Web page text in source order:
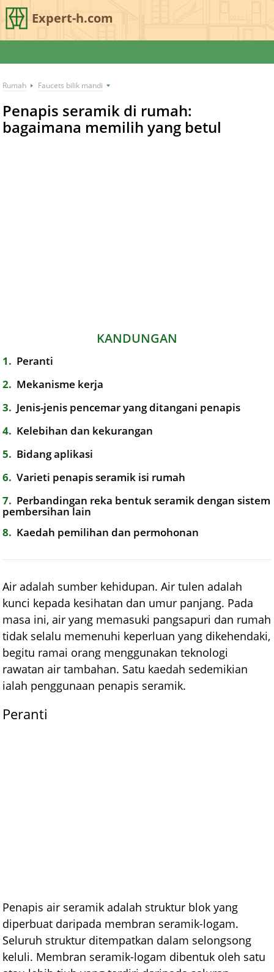
Expert-h.com
Rumah Faucets bilik mandi
Penapis seramik di rumah:
bagaimana memilih yang betul
KANDUNGAN
1
Peranti
2
Mekanisme kerja
3
Jenis-jenis pencemar yang ditangani penapis
4
Kelebihan dan kekurangan
5
Bidang aplikasi
6 Varieti penapis seramik isi rumah
7
Perbandingan reka bentuk seramik dengan sistem
pembersihan lain
8
Kaedah pemilihan dan permohonan
Air adalah sumber kehidupan. Air tulen adalah
kunci kepada kesihatan dan umur panjang. Pada
masa ini, air yang memasuki pangsapuri dan rumah
tidak selalu memenuhi keperluan yang dikehendaki,
begitu ramai orang menggunakan teknologi
rawatan air tambahan. Satu kaedah sedemikian
ialah penggunaan penapis seramik.
Peranti
Penapis air seramik adalah struktur blok yang
diperbuat daripada membran seramik-logam.
Seluruh struktur ditempatkan dalam selongsong
keluli. Membran seramik-logam dibentuk oleh satu